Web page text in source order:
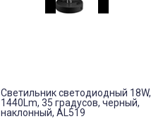
Светильник светодиодный 18W,
1440Lm, 35 градусов, черный,
наклонный, AL519